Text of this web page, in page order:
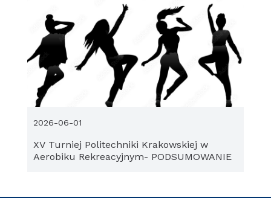
XV Turniej Politechniki Krakowskiej w
Aerobiku Rekreacyjnym- PODSUMOWANIE
2026-06-01